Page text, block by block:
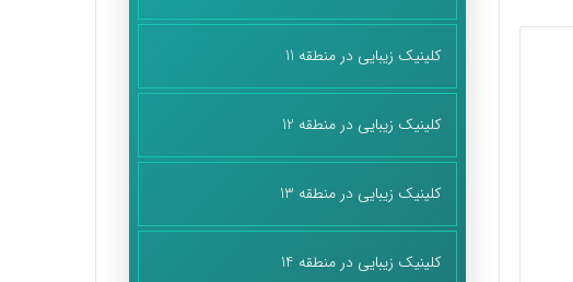
کلینیک زیبایی در منطقه 11
کلینیک زیبایی در منطقه 12
کلینیک زیبایی در منطقه 13
کلینیک زیبایی در منطقه 14